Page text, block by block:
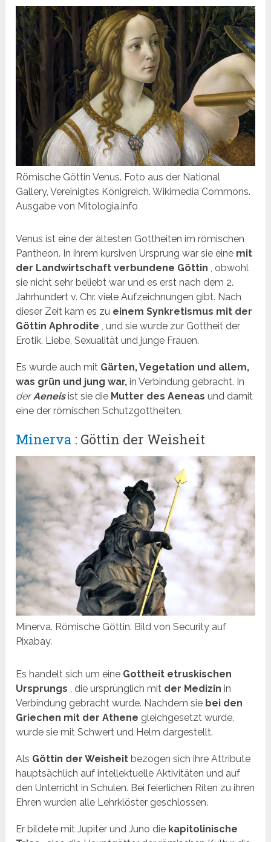
Römische Göttin Venus. Foto aus der National
Gallery, Vereinigtes Königreich. Wikimedia Commons.
Ausgabe von Mitologia.info
Venus ist eine der ältesten Gottheiten im römischen
Pantheon. In ihrem kursiven Ursprung war sie eine mit
der Landwirtschaft verbundene Göttin , obwohl
sie nicht sehr beliebt war und es erst nach dem 2.
Jahrhundert v. Chr. viele Aufzeichnungen gibt. Nach
dieser Zeit kam es zu einem Synkretismus mit der
Göttin Aphrodite , und sie wurde zur Gottheit der
Erotik. Liebe, Sexualität und junge Frauen.
Es wurde auch mit Gärten, Vegetation und allem,
was grün und jung war, in Verbindung gebracht. In
derAeneisist sie die Mutter des Aeneas und damit
eine der römischen Schutzgottheiten.
Minerva : Göttin der Weisheit
Minerva. Römische Göttin. Bild von Security auf
Pixabay.
Es handelt sich um eine Gottheit etruskischen
Ursprungs , die ursprünglich mit der Medizin in
Verbindung gebracht wurde. Nachdem sie bei den
Griechen mit der Athene gleichgesetzt wurde,
wurde sie mit Schwert und Helm dargestellt.
Als Göttin der Weisheit bezogen sich ihre Attribute
hauptsächlich auf intellektuelle Aktivitäten und auf
den Unterricht in Schulen. Bei feierlichen Riten zu ihren
Ehren wurden alle Lehrklöster geschlossen.
Er bildete mit Jupiter und Juno die kapitolinische